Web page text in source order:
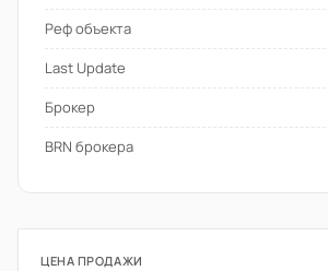
Реф объекта
Last Update
Брокер
BRN брокера
ЦЕНА ПРОДАЖИ